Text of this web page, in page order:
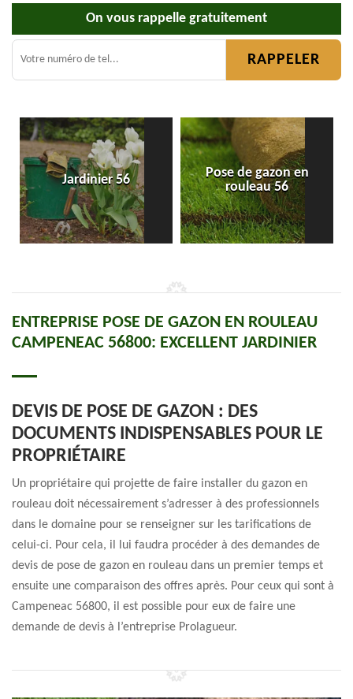
On vous rappelle gratuitement
Jardinier 56
Pose de gazon en
rouleau 56
ENTREPRISE POSE DE GAZON EN ROULEAU
CAMPENEAC 56800: EXCELLENT JARDINIER
DEVIS DE POSE DE GAZON : DES
DOCUMENTS INDISPENSABLES POUR LE
PROPRIÉTAIRE
Un propriétaire qui projette de faire installer du gazon en
rouleau doit nécessairement s’adresser à des professionnels
dans le domaine pour se renseigner sur les tarifications de
celui-ci. Pour cela, il lui faudra procéder à des demandes de
devis de pose de gazon en rouleau dans un premier temps et
ensuite une comparaison des offres après. Pour ceux qui sont à
Campeneac 56800, il est possible pour eux de faire une
demande de devis à l’entreprise Prolagueur.